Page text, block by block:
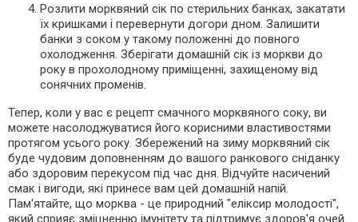
Розлити морквяний сік по стерильних банках, закатати
їх кришками і перевернути догори дном. Залишити
банки з соком у такому положенні до повного
охолодження. Зберігати домашній сік із моркви до
року в прохолодному приміщенні, захищеному від
сонячних променів.
Тепер, коли у вас є рецепт смачного морквяного соку, ви
можете насолоджуватися його корисними властивостями
протягом усього року. Збережений на зиму морквяний сік
буде чудовим доповненням до вашого ранкового сніданку
або здоровим перекусом під час дня. Відчуйте насичений
смак і вигоди, які принесе вам цей домашній напій.
Пам'ятайте, що морква - це природний "еліксир молодості",
який сприяє зміцненню імунітету та підтримує здоров'я очей.